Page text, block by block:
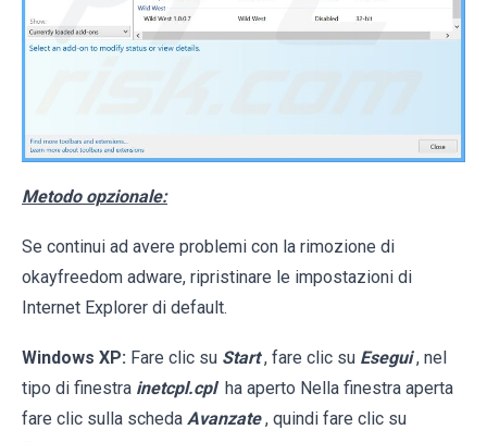
Metodo opzionale:
Se continui ad avere problemi con la rimozione di
okayfreedom adware, ripristinare le impostazioni di
Internet Explorer di default.
Windows XP: Fare clic su Start , fare clic su Esegui , nel
tipo di finestra inetcpl.cpl ha aperto Nella finestra aperta
fare clic sulla scheda Avanzate , quindi fare clic su